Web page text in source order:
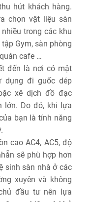
hút khách hàng.
chọn vật liệu sàn
trong các khu
Gym, sàn phòng
cafe …
đến là nơi có mật
dụng đi guốc dép
xê dịch đồ đạc
lớn. Do đó, khi lựa
bạn là tính năng
cao AC4, AC5, độ
sẽ phù hợp hơn
sinh sàn nhà ở các
xuyên và không
đầu tư nên lựa